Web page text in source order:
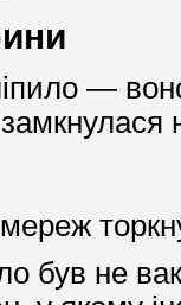
—
був не